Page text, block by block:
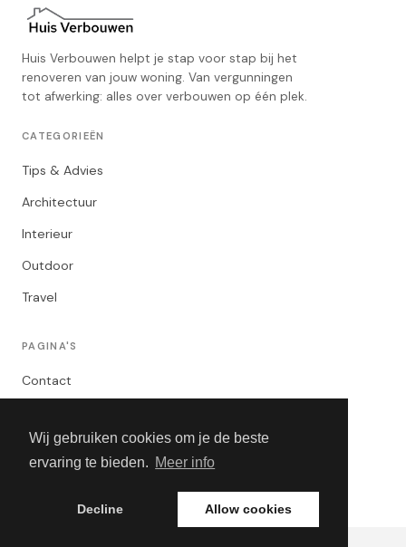
Wij gebruiken cookies om je de beste
ervaring te bieden. Meer info
Decline Allow cookies
Huis Verbouwen helpt je stap voor stap bij het
renoveren van jouw woning. Van vergunningen
tot afwerking: alles over verbouwen op één plek.
CATEGORIEËN
Tips & Advies
Architectuur
Interieur
Outdoor
Travel
PAGINA'S
Contact
Algemene Voorwaarden